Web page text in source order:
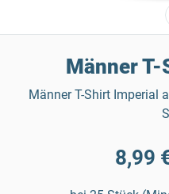
Männer T-
Männer T-Shirt Imperial
8,99